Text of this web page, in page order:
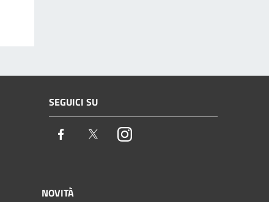
SEGUICI SU
Facebook TwitterInstagram
NOVITÀ